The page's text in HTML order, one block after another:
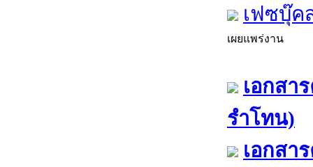
เฟซบุ๊ค
เผยแพร่งาน
เอกสา
รำโทน)
เอกสา